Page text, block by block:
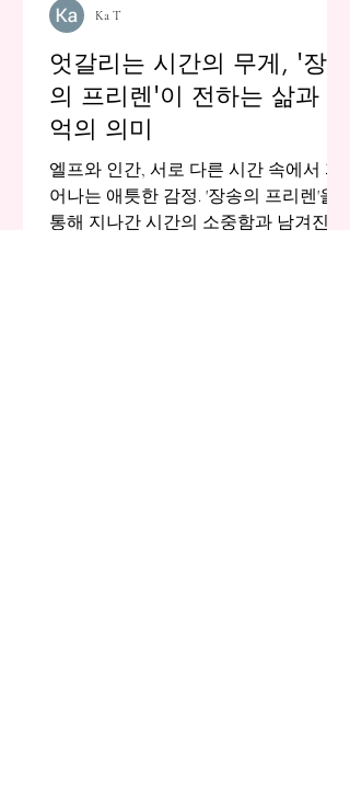
엇갈리는 시간의 무게, '장송
의 프리렌'이 전하는 삶과 기
억의 의미
엘프와 인간, 서로 다른 시간 속에서 피
어나는 애틋한 감정. '장송의 프리렌'을
통해 지나간 시간의 소중함과 남겨진 기
Ka T